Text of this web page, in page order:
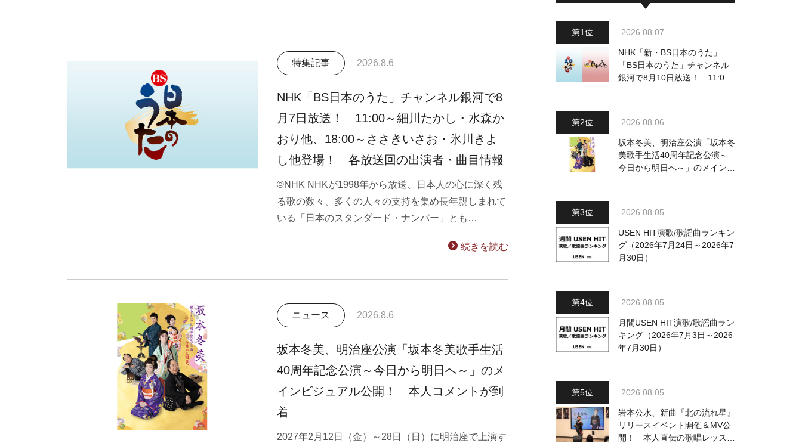
特集記事 2026.8.6
NHK「BS日本のうた」チャンネル銀河で8
月7日放送！ 11:00～細川たかし・水森か
おり他、18:00～ささきいさお・氷川きよ
し他登場！ 各放送回の出演者・曲目情報
©NHK NHKが1998年から放送、日本人の心に深く残
る歌の数々、多くの人々の支持を集め長年親しまれて
いる「日本のスタンダード・ナンバー」とも…
続きを読む
ニュース 2026.8.6
坂本冬美、明治座公演「坂本冬美歌手生活
40周年記念公演～今日から明日へ～」のメ
インビジュアル公開！ 本人コメントが到
着
2027年2月12日（金）～28日（日）に明治座で上演す
2026.08.07
NHK「新・BS日本のうた」
「BS日本のうた」チャンネル
銀河で8月10日放送！ 11:00
出演者・曲目情報
2026.08.06
坂本冬美、明治座公演「坂本冬
美歌手生活40周年記念公演～
今日から明日へ～」のメインビ
2026.08.05
USEN HIT演歌/歌謡曲ランキン
グ（2026年7月24日～2026年7
月30日）
2026.08.05
月間USEN HIT演歌/歌謡曲ラン
キング（2026年7月3日～2026
年7月30日）
2026.08.05
岩本公水、新曲『北の流れ星』
リリースイベント開催＆MV公
開！ 本人直伝の歌唱レッスン